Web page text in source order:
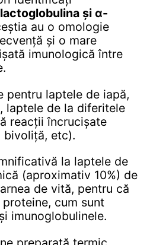
și α-
au o omologie
și o mare
imunologică între
pentru laptele de iapă,
laptele de la diferitele
reacții încrucișate
bivoliță, etc).
la laptele de
(aproximativ 10%) de
de vită, pentru că
cum sunt
imunoglobulinele.